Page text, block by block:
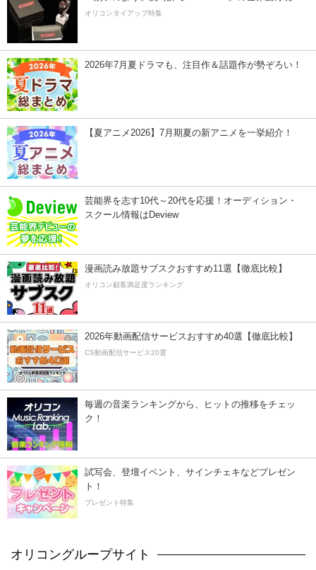
オリコンタイアップ特集
2026年7月夏ドラマも、注目作＆話題作が勢ぞろい！
【夏アニメ2026】7月期夏の新アニメを一挙紹介！
芸能界を志す10代～20代を応援！オーディション・
スクール情報はDeview
漫画読み放題サブスクおすすめ11選【徹底比較】
オリコン顧客満足度ランキング
2026年動画配信サービスおすすめ40選【徹底比較】
CS動画配信サービス20選
毎週の音楽ランキングから、ヒットの推移をチェッ
ク！
試写会、登壇イベント、サインチェキなどプレゼン
ト！
プレゼント特集
オリコングループサイト